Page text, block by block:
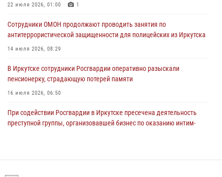
пропавшую пожилую женщину в Иркутске
30 июля 2026, 07:37
22 июля 2026, 01:00 1
Сотрудники ОМОН продолжают проводить занятия по
антитеррористической защищенности для полицейских из Иркутска
14 июля 2026, 08:29
В Иркутске сотрудники Росгвардии оперативно разыскали
пенсионерку, страдающую потерей памяти
16 июля 2026, 06:50
При содействии Росгвардии в Иркутске пресечена деятельность
преступной группы, организовавшей бизнес по оказанию интим-